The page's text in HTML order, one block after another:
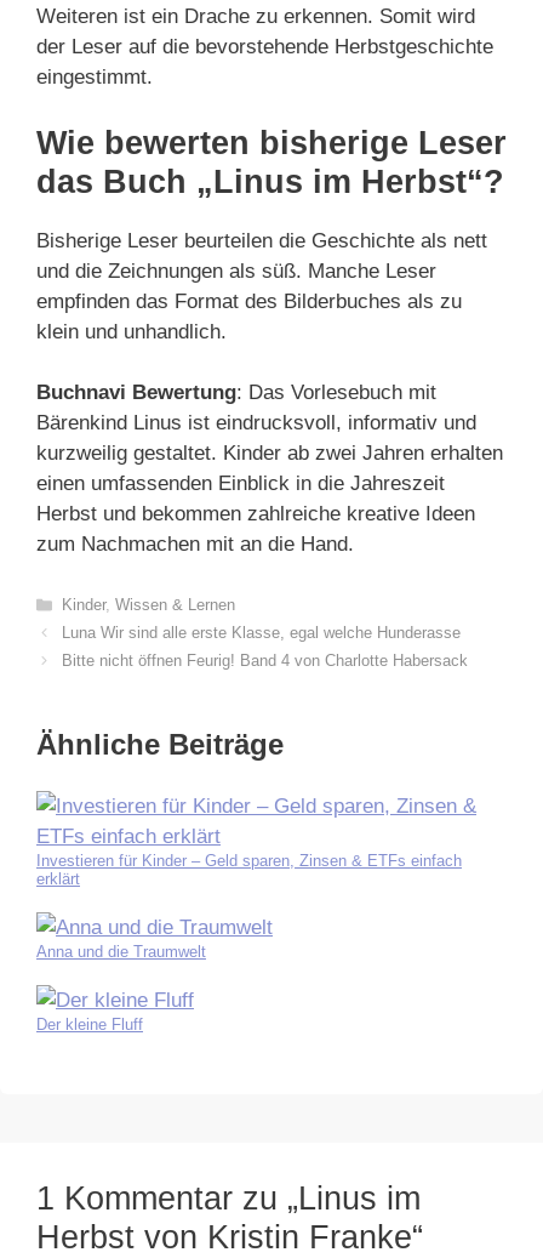
Weiteren ist ein Drache zu erkennen. Somit wird
der Leser auf die bevorstehende Herbstgeschichte
eingestimmt.
Wie bewerten bisherige Leser
das Buch „Linus im Herbst“?
Bisherige Leser beurteilen die Geschichte als nett
und die Zeichnungen als süß. Manche Leser
empfinden das Format des Bilderbuches als zu
klein und unhandlich.
Buchnavi Bewertung: Das Vorlesebuch mit
Bärenkind Linus ist eindrucksvoll, informativ und
kurzweilig gestaltet. Kinder ab zwei Jahren erhalten
einen umfassenden Einblick in die Jahreszeit
Herbst und bekommen zahlreiche kreative Ideen
zum Nachmachen mit an die Hand.
Kategorien
Kinder, Wissen & Lernen
Luna Wir sind alle erste Klasse, egal welche Hunderasse
Bitte nicht öffnen Feurig! Band 4 von Charlotte Habersack
Ähnliche Beiträge
Investieren für Kinder – Geld sparen, Zinsen & ETFs einfach
erklärt
Anna und die Traumwelt
Der kleine Fluff
1 Kommentar zu „Linus im
Herbst von Kristin Franke“